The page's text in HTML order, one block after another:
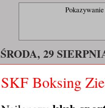
ŚRODA, 29
SKF Boksing